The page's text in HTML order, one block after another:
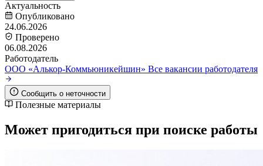
Актуальность
Опубликовано
24.06.2026
Проверено
06.08.2026
Работодатель
ООО «Алькор-Коммьюникейшин» Все вакансии работодателя
Сообщить о неточности
Полезные материалы
Может пригодиться при поиске работы